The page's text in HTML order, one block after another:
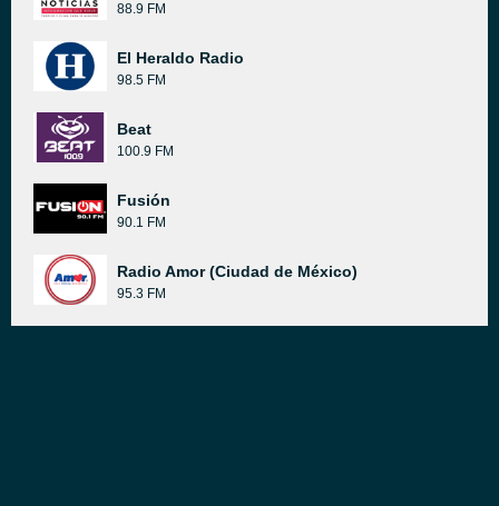
88.9 FM
El Heraldo Radio
98.5 FM
Beat
100.9 FM
Fusión
90.1 FM
Radio Amor (Ciudad de México)
95.3 FM